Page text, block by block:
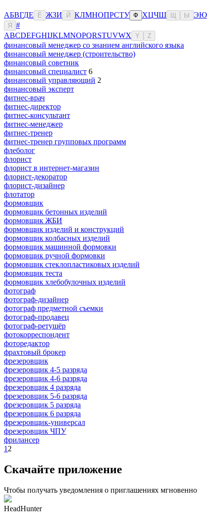
АБВГДЕ Ё ЖЗИ Й КЛМНОПРСТУ Ф ХЦЧШ Ы ЭЮ
Я
#
ABCDEFGHIJKLMNOPQRSTUVWX Y Z
финансовый менеджер со знанием английского языка
финансовый менеджер (строительство)
финансовый советник
финансовый специалист 6
финансовый управляющий 2
финансовый эксперт
фитнес-врач
фитнес-директор
фитнес-консультант
фитнес-менеджер
фитнес-тренер
фитнес-тренер групповых программ
флеболог
флорист
флорист в интернет-магазин
флорист-декоратор
флорист-дизайнер
флотатор
формовщик
формовщик бетонных изделий
формовщик ЖБИ
формовщик изделий и конструкций
формовщик колбасных изделий
формовщик машинной формовки
формовщик ручной формовки
формовщик стеклопластиковых изделий
формовщик теста
формовщик хлебобулочных изделий
фотограф
фотограф-дизайнер
фотограф предметной съемки
фотограф-продавец
фотограф-ретушёр
фотокорреспондент
фоторедактор
фрахтовый брокер
фрезеровщик
фрезеровщик 4-5 разряда
фрезеровщик 4-6 разряда
фрезеровщик 4 разряда
фрезеровщик 5-6 разряда
фрезеровщик 5 разряда
фрезеровщик 6 разряда
фрезеровщик-универсал
фрезеровщик ЧПУ
фрилансер
1 2
Скачайте приложение
Чтобы получать уведомления о приглашениях мгновенно
HeadHunter